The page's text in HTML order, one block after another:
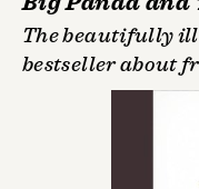
The beautifully
bestseller about